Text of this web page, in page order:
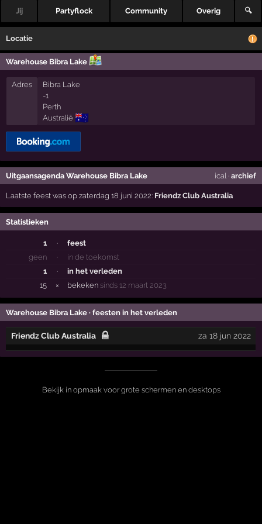
Jij Partyflock Community Overig 🔍
Locatie
Warehouse Bibra Lake
Adres
Bibra Lake
-1
Perth
Australië 🇦🇺
Uitgaansagenda Warehouse Bibra Lake ical · archief
Laatste feest was op zaterdag 18 juni 2022: Friendz Club Australia
Statistieken
1 ·
feest
geen
·
in de toekomst
1
·
in het verleden
15
× bekeken sinds 12 maart 2023
Warehouse Bibra Lake · feesten in het verleden
Friendz Club Australia za 18 jun 2022
Bekijk in opmaak voor grote schermen en desktops